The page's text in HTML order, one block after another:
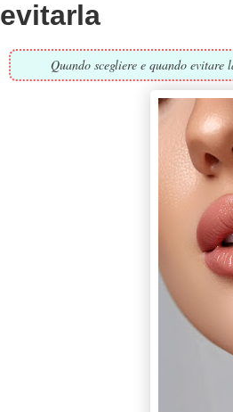
evitarla
Quando scegliere e quando